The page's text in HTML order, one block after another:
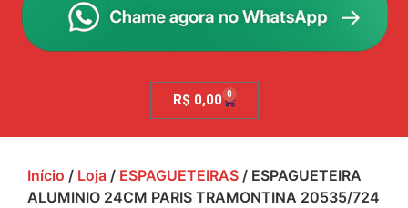
R$ 0,00 0
Início / Loja / ESPAGUETEIRAS / ESPAGUETEIRA
ALUMINIO 24CM PARIS TRAMONTINA 20535/724